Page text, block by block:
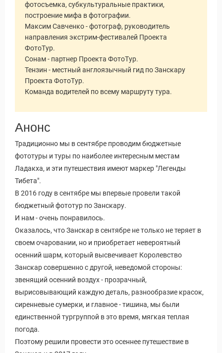
фотосъемка, субкультуральные практики,
построение мифа в фотографии.
Максим Савченко - фотограф, руководитель
направления экстрим-фестивалей Проекта
ФотоТур.
Сонам - партнер Проекта ФотоТур.
Тензин - местный англоязычный гид по Занскару
Проекта ФотоТур.
Команда водителей по всему маршруту тура.
Анонс
Традиционно мы в сентябре проводим бюджетные
фототуры и туры по наиболее интересным местам
Ладакха, и эти путешествия имеют маркер "Легенды
Тибета".
В 2016 году в сентябре мы впервые провели такой
бюджетный фототур по Занскару.
И нам - очень понравилось.
Оказалось, что Занскар в сентябре не только не теряет в
своем очаровании, но и приобретает невероятный
осенний шарм, который высвечивает Королевство
Занскар совершенно с другой, неведомой стороны:
звенящий осенний воздух - прозрачный,
вырисовывающий каждую деталь, разнообразие красок,
сиренневые сумерки, и главное - тишина, мы были
единственной тургруппой в это время, мягкая теплая
погода.
Поэтому решили провести это осеннее путешествие в